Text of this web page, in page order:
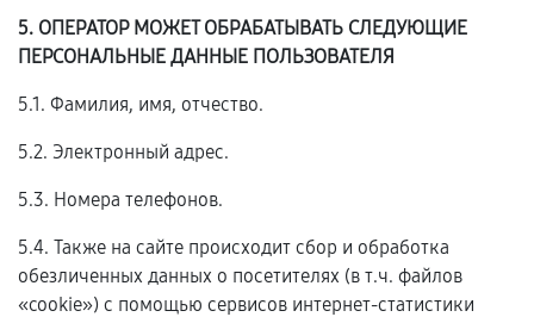
5. ОПЕРАТОР МОЖЕТ ОБРАБАТЫВАТЬ СЛЕДУЮЩИЕ
ПЕРСОНАЛЬНЫЕ ДАННЫЕ ПОЛЬЗОВАТЕЛЯ
5.1. Фамилия, имя, отчество.
5.2. Электронный адрес.
5.3. Номера телефонов.
5.4. Также на сайте происходит сбор и обработка
обезличенных данных о посетителях (в т.ч. файлов
«cookie») с помощью сервисов интернет-статистики